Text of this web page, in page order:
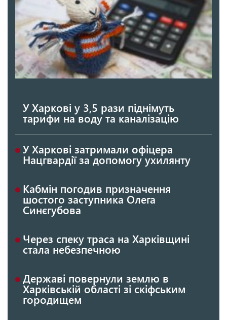
У Харкові у 3,5 рази піднімуть
тарифи на воду та каналізацію
У Харкові затримали офіцера
Нацгвардії за допомогу ухилянту
Кабмін погодив призначення
шостого заступника Олега
Синєгубова
Через спеку траса на Харківщині
стала небезпечною
Державі повернули землю в
Харківській області зі скіфським
городищем